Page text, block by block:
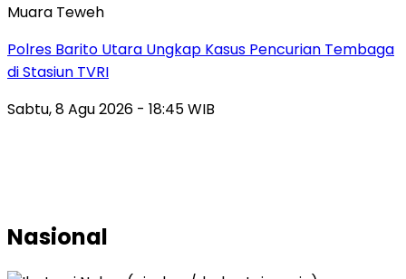
Muara Teweh
Polres Barito Utara Ungkap Kasus Pencurian Tembaga
di Stasiun TVRI
Sabtu, 8 Agu 2026 - 18:45 WIB
Nasional